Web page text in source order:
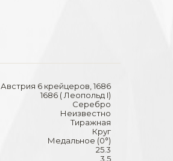
Австрия 6 крейцеров, 1686
1686 ( Леопольд I)
Серебро
Неизвестно
Тиражная
Круг
Медальное (0°)
25.3
3.5